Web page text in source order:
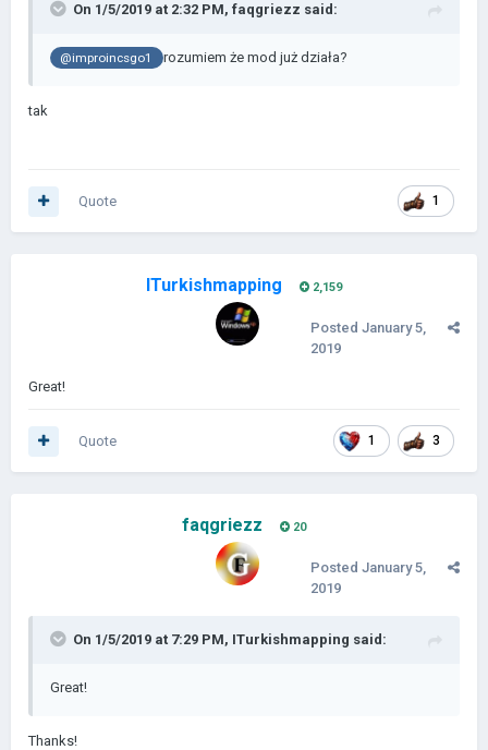
On 1/5/2019 at 2:32 PM, faqgriezz said:
@improincsgo1 rozumiem że mod już działa?
tak
1
Quote
ITurkishmapping 2,159
Posted January 5,
2019
Great!
1 3
Quote
faqgriezz 20
Posted January 5,
2019
On 1/5/2019 at 7:29 PM, ITurkishmapping said:
Great!
Thanks!